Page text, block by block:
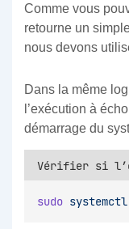
Comme vous
retourne un
nous devons
Dans la même
l’exécution à
démarrage du
Vérifier si
sudo systemctl